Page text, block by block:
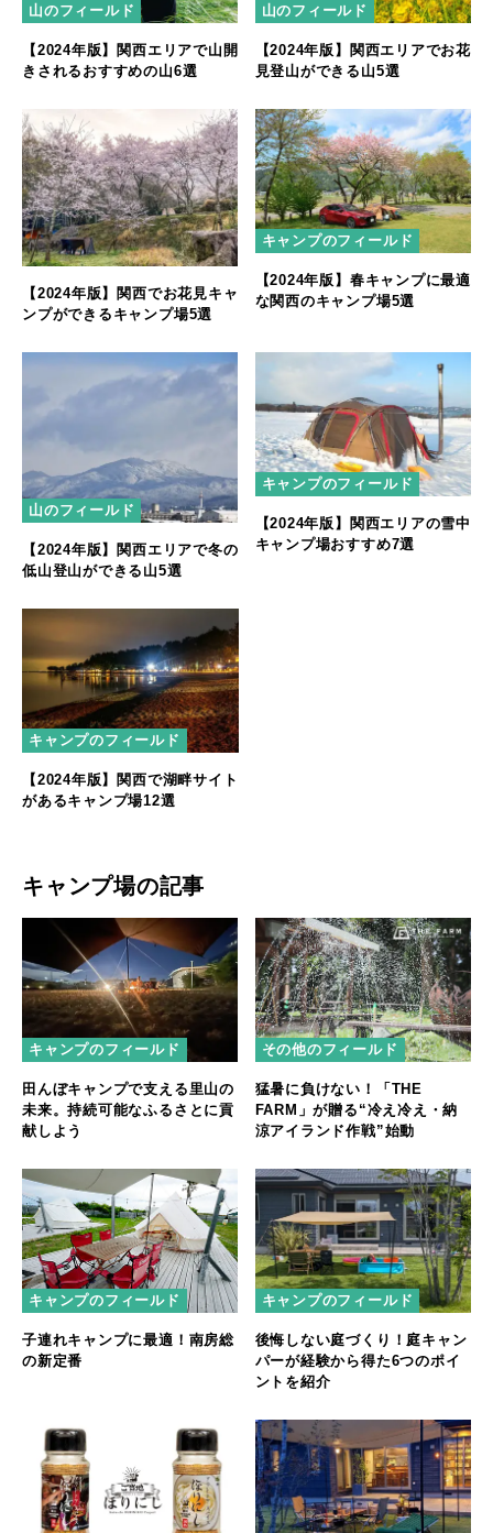
山のフィールド
【2024年版】関西エリアで山開
きされるおすすめの山6選
山のフィールド
【2024年版】関西エリアでお花
見登山ができる山5選
【2024年版】関西でお花見キャ
ンプができるキャンプ場5選
キャンプのフィールド
【2024年版】春キャンプに最適
な関西のキャンプ場5選
山のフィールド
【2024年版】関西エリアで冬の
低山登山ができる山5選
キャンプのフィールド
【2024年版】関西エリアの雪中
キャンプ場おすすめ7選
キャンプのフィールド
【2024年版】関西で湖畔サイト
があるキャンプ場12選
キャンプ場の記事
キャンプのフィールド
田んぼキャンプで支える里山の
未来。持続可能なふるさとに貢
献しよう
その他のフィールド
猛暑に負けない！「THE
FARM」が贈る“冷え冷え・納
涼アイランド作戦”始動
キャンプのフィールド
子連れキャンプに最適！南房総
の新定番
キャンプのフィールド
後悔しない庭づくり！庭キャン
パーが経験から得た6つのポイ
ントを紹介